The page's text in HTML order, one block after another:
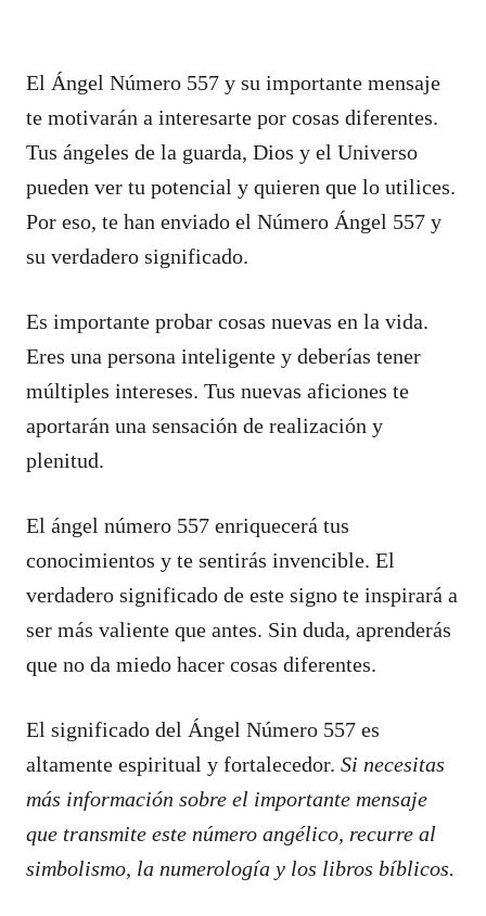
El Ángel Número 557 y su importante mensaje
te motivarán a interesarte por cosas diferentes.
Tus ángeles de la guarda, Dios y el Universo
pueden ver tu potencial y quieren que lo utilices.
Por eso, te han enviado el Número Ángel 557 y
su verdadero significado.
Es importante probar cosas nuevas en la vida.
Eres una persona inteligente y deberías tener
múltiples intereses. Tus nuevas aficiones te
aportarán una sensación de realización y
plenitud.
El ángel número 557 enriquecerá tus
conocimientos y te sentirás invencible. El
verdadero significado de este signo te inspirará a
ser más valiente que antes. Sin duda, aprenderás
que no da miedo hacer cosas diferentes.
El significado del Ángel Número 557 es
altamente espiritual y fortalecedor. Si necesitas
más información sobre el importante mensaje
que transmite este número angélico, recurre al
simbolismo, la numerología y los libros bíblicos.